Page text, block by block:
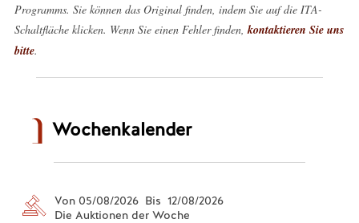
Programms. Sie können das Original finden, indem Sie auf die ITA-
Schaltfläche klicken. Wenn Sie einen Fehler finden, kontaktieren Sie uns
bitte.
Wochenkalender
Von 05/08/2026 Bis 12/08/2026
Die Auktionen der Woche